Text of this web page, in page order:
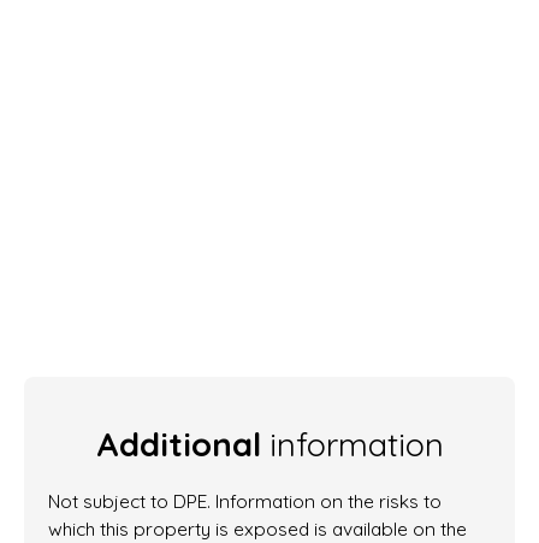
Additional information
Not subject to DPE. Information on the risks to
which this property is exposed is available on the